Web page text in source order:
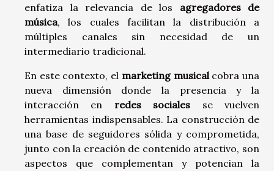
enfatiza la relevancia de los agregadores de
música, los cuales facilitan la distribución a
múltiples canales sin necesidad de un
intermediario tradicional.
En este contexto, el marketing musicalcobra una
nueva dimensión donde la presencia y la
interacción en redes sociales se vuelven
herramientas indispensables. La construcción de
una base de seguidores sólida y comprometida,
junto con la creación de contenido atractivo, son
aspectos que complementan y potencian la